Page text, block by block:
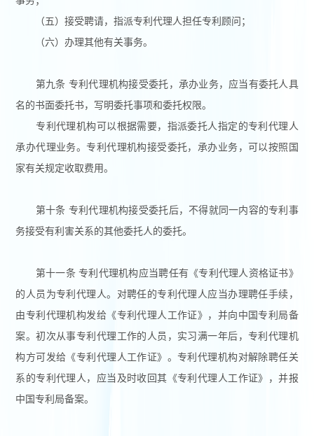
（五）接受聘请，指派专利代理人担任专利顾问；
（六）办理其他有关事务。
第九条 专利代理机构接受委托，承办业务，应当有委托人具
名的书面委托书，写明委托事项和委托权限。
专利代理机构可以根据需要，指派委托人指定的专利代理人
承办代理业务。专利代理机构接受委托，承办业务，可以按照国
家有关规定收取费用。
第十条 专利代理机构接受委托后，不得就同一内容的专利事
务接受有利害关系的其他委托人的委托。
第十一条 专利代理机构应当聘任有《专利代理人资格证书》
的人员为专利代理人。对聘任的专利代理人应当办理聘任手续，
由专利代理机构发给《专利代理人工作证》，并向中国专利局备
案。初次从事专利代理工作的人员，实习满一年后，专利代理机
构方可发给《专利代理人工作证》。专利代理机构对解除聘任关
系的专利代理人，应当及时收回其《专利代理人工作证》，并报
中国专利局备案。